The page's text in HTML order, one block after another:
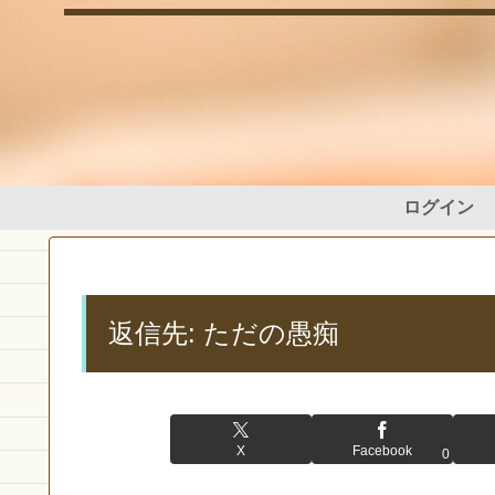
ログイン
返信先: ただの愚痴
X Facebook 0